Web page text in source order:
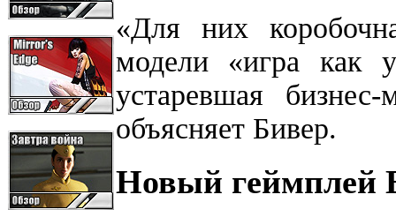
«Для них
модели «игра как
устаревшая
объясняет Бивер.
Новый геймплей